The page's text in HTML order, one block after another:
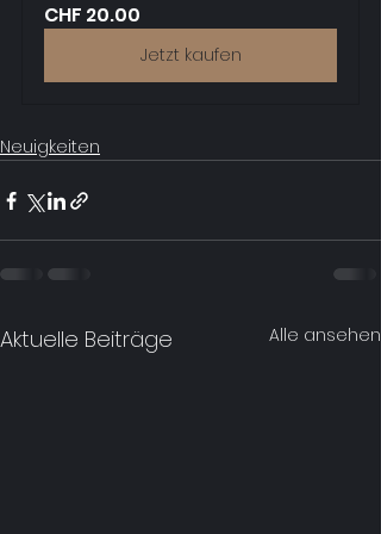
CHF 20.00
Jetzt kaufen
Neuigkeiten
Aktuelle Beiträge Alle ansehen